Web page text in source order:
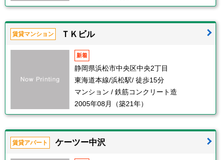
賃貸マンション ＴＫビル
新着
静岡県浜松市中央区中央2丁目
東海道本線/浜松駅/ 徒歩15分
マンション / 鉄筋コンクリート造
2005年08月（築21年）
賃貸アパート ケーツー中沢